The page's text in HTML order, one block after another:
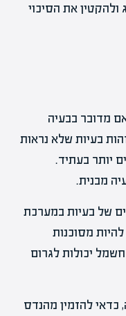
את הסיכוי
מדובר בבעיה
בעיות שלא נראות
יותר בעתיד.
מבנית.
של בעיות במערכת
מסוכנות
יכולות לגרום
להזמין מהנדס